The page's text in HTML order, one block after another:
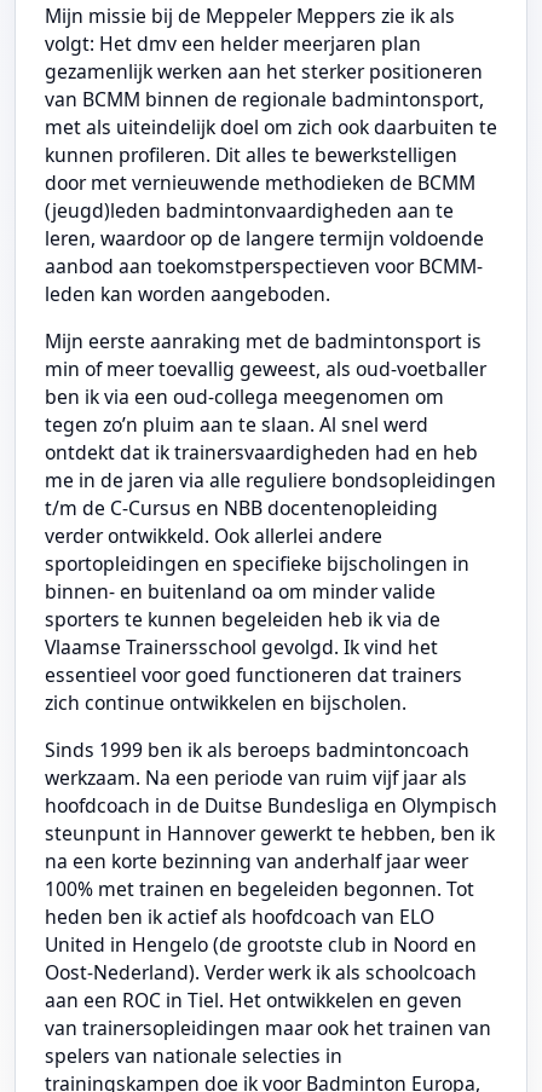
Mijn missie bij de Meppeler Meppers zie ik als
volgt: Het dmv een helder meerjaren plan
gezamenlijk werken aan het sterker positioneren
van BCMM binnen de regionale badmintonsport,
met als uiteindelijk doel om zich ook daarbuiten te
kunnen profileren. Dit alles te bewerkstelligen
door met vernieuwende methodieken de BCMM
(jeugd)leden badmintonvaardigheden aan te
leren, waardoor op de langere termijn voldoende
aanbod aan toekomstperspectieven voor BCMM-
leden kan worden aangeboden.
Mijn eerste aanraking met de badmintonsport is
min of meer toevallig geweest, als oud-voetballer
ben ik via een oud-collega meegenomen om
tegen zo’n pluim aan te slaan. Al snel werd
ontdekt dat ik trainersvaardigheden had en heb
me in de jaren via alle reguliere bondsopleidingen
t/m de C-Cursus en NBB docentenopleiding
verder ontwikkeld. Ook allerlei andere
sportopleidingen en specifieke bijscholingen in
binnen- en buitenland oa om minder valide
sporters te kunnen begeleiden heb ik via de
Vlaamse Trainersschool gevolgd. Ik vind het
essentieel voor goed functioneren dat trainers
zich continue ontwikkelen en bijscholen.
Sinds 1999 ben ik als beroeps badmintoncoach
werkzaam. Na een periode van ruim vijf jaar als
hoofdcoach in de Duitse Bundesliga en Olympisch
steunpunt in Hannover gewerkt te hebben, ben ik
na een korte bezinning van anderhalf jaar weer
100% met trainen en begeleiden begonnen. Tot
heden ben ik actief als hoofdcoach van ELO
United in Hengelo (de grootste club in Noord en
Oost-Nederland). Verder werk ik als schoolcoach
aan een ROC in Tiel. Het ontwikkelen en geven
van trainersopleidingen maar ook het trainen van
spelers van nationale selecties in
trainingskampen doe ik voor Badminton Europa,